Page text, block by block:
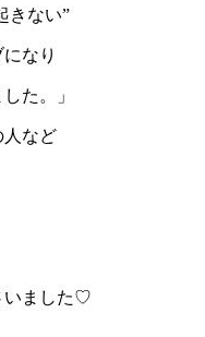
きない”
なり
た。」
人など
いました♡